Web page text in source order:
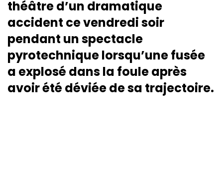
théâtre d’un dramatique
accident ce vendredi soir
pendant un spectacle
pyrotechnique lorsqu’une fusée
a explosé dans la foule après
avoir été déviée de sa trajectoire.